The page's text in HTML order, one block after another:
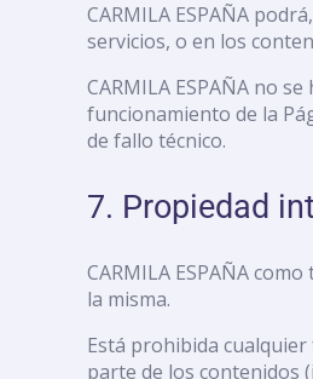
CARMILA ESPAÑA
servicios, o en los
CARMILA ESPAÑA no
funcionamiento de la
de fallo técnico.
7. Propiedad
CARMILA ESPAÑA
la misma.
Está prohibida
parte de los contenidos